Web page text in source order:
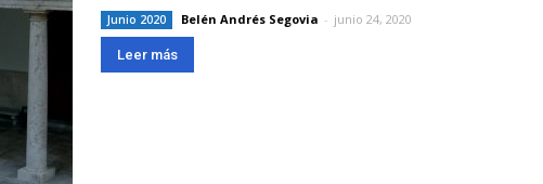
Junio 2020 Belén Andrés Segovia - junio 24, 2020
Leer más